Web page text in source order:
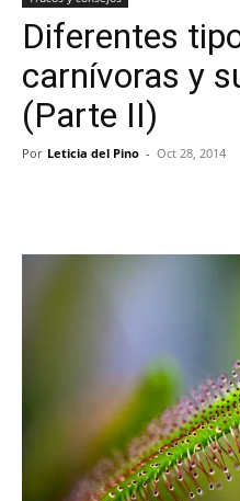
Diferentes
carnívoras y
(Parte II)
Por Leticia del Pino - Oct 28, 2014